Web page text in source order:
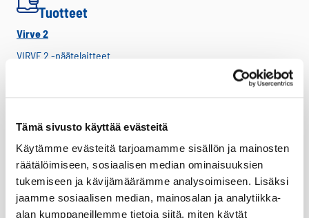
Tämä sivusto käyttää evästeitä
Käytämme evästeitä tarjoamamme sisällön ja mainosten
räätälöimiseen, sosiaalisen median ominaisuuksien
tukemiseen ja kävijämäärämme analysoimiseen. Lisäksi
jaamme sosiaalisen median, mainosalan ja analytiikka-
alan kumppaneillemme tietoja siitä, miten käytät
Tuotteet
Virve 2
VIRVE 2 -päätelaitteet
Akut
Antennit
Drone -lisätarvikkeet
LTE HF-Lisälaitteet
Kantovarusteet